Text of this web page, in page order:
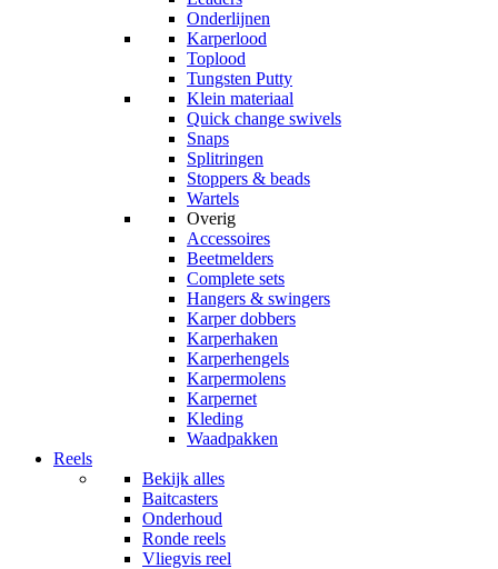
Onderlijnen
Karperlood
Toplood
Tungsten Putty
Klein materiaal
Quick change swivels
Snaps
Splitringen
Stoppers & beads
Wartels
Overig
Accessoires
Beetmelders
Complete sets
Hangers & swingers
Karper dobbers
Karperhaken
Karperhengels
Karpermolens
Karpernet
Kleding
Waadpakken
Reels
Bekijk alles
Baitcasters
Onderhoud
Ronde reels
Vliegvis reel